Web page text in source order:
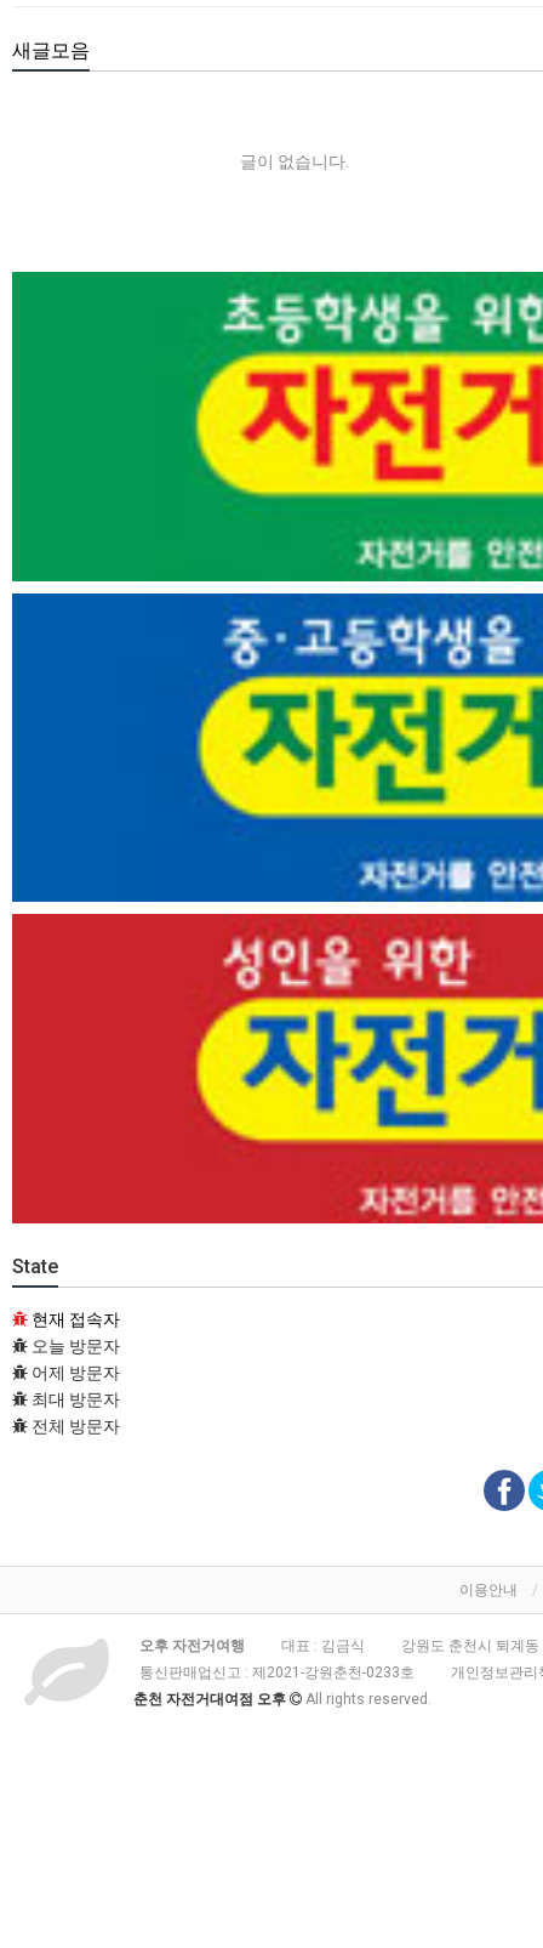
새글모음
글이 없습니다.
State
현재 접속자
오늘 방문자
어제 방문자
최대 방문자
전체 방문자
이용안내
오후 자전거여행 대표 : 김금식
강원도 춘천시 퇴계
통신판매업신고 : 제2021-강원춘천-0233호
개인정보관리
춘천 자전거대여점 오후
All rights reserved.